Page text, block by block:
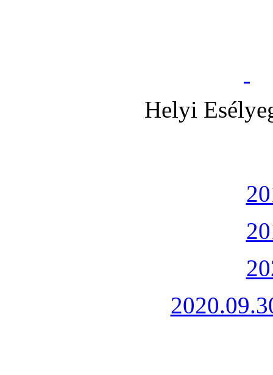
Helyi